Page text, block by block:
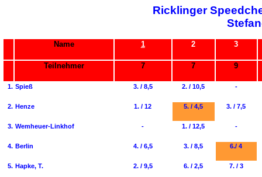
Ricklinger
Name 1 2 3
Teilnehmer 7 7 9
1. Spieß 3. / 8,5 2. / 10,5 -
2. Henze 1. / 12 5. / 4,5 3. / 7,5
3. Wemheuer-Linkhof - 1. / 12,5 -
4. Berlin 4. / 6,5 3. / 8,5 6./ 4
5. Hapke, T. 2. / 9,5 6. / 2,5 7. / 3